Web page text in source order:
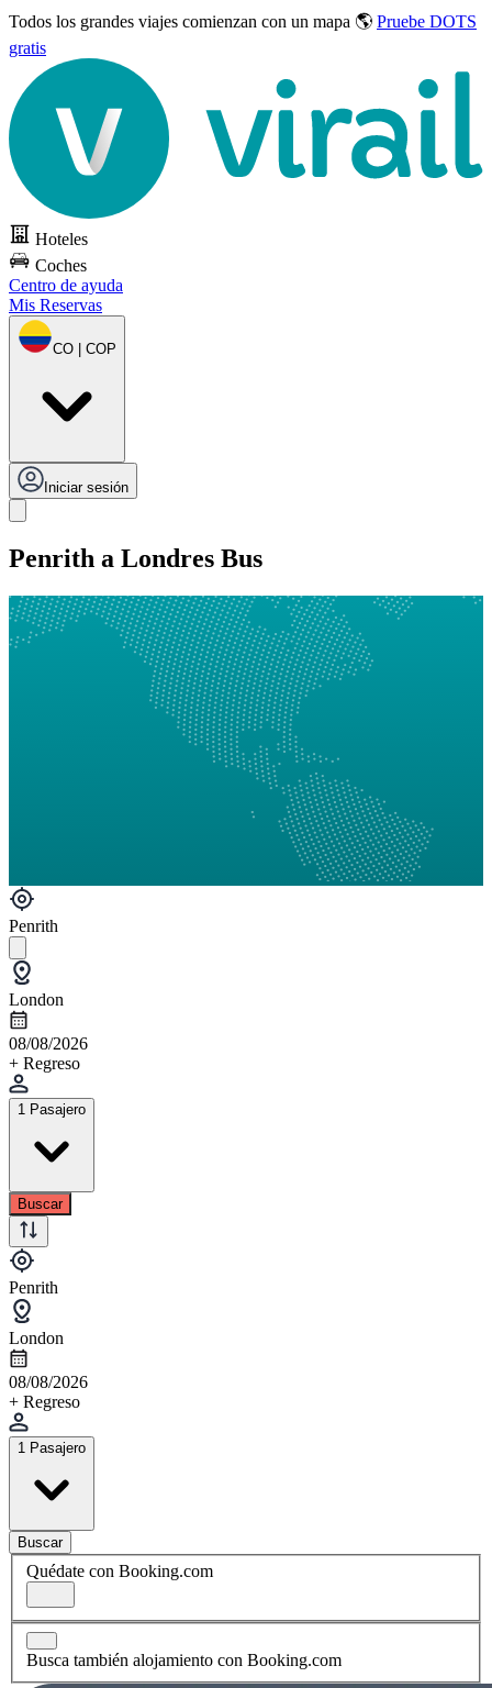
Todos los grandes viajes comienzan con un mapa 🌎 Pruebe DOTS
gratis
Hoteles
Coches
Centro de ayuda
Mis Reservas
CO | COP
Iniciar sesión
Penrith a Londres Bus
Penrith
London
08/08/2026
+ Regreso
1 Pasajero
Buscar
Penrith
London
08/08/2026
+ Regreso
1 Pasajero
Buscar
Quédate con Booking.com
Busca también alojamiento con Booking.com